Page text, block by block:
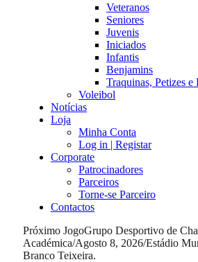
Veteranos
Seniores
Juvenis
Iniciados
Infantis
Benjamins
Traquinas, Petizes e
Voleibol
Notícias
Loja
Minha Conta
Log in | Registar
Corporate
Patrocinadores
Parceiros
Torne-se Parceiro
Contactos
Próximo JogoGrupo Desportivo de
Académica/Agosto 8, 2026/Estádio
Branco Teixeira.